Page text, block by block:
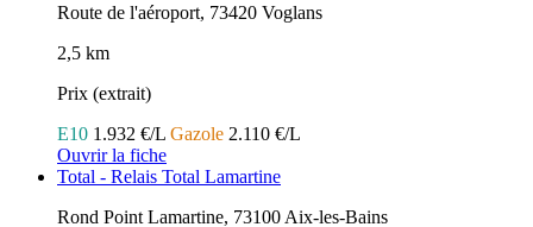
Route de l'aéroport, 73420 Voglans
2,5 km
Prix (extrait)
E10 1.932 €/L Gazole 2.110 €/L
Ouvrir la fiche
Total - Relais Total Lamartine
Rond Point Lamartine, 73100 Aix-les-Bains